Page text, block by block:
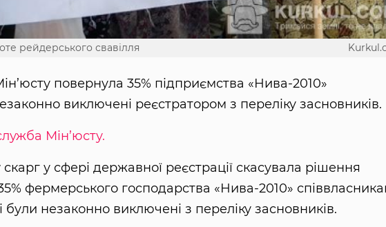
рейдерського свавілля
повернула 35% підприємства «Нива-2010»
виключені реєстратором з переліку засновників.
Мін’юсту.
у сфері державної реєстрації скасувала рішення
фермерського господарства «Нива-2010»
незаконно виключені з переліку засновників.